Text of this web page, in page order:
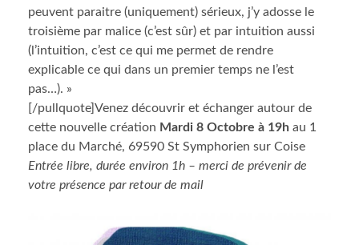
peuvent paraitre (uniquement) sérieux, j’y adosse le
troisième par malice (c’est sûr) et par intuition aussi
(l’intuition, c’est ce qui me permet de rendre
explicable ce qui dans un premier temps ne l’est
pas…). »
[/pullquote]Venez découvrir et échanger autour de
cette nouvelle création Mardi 8 Octobre à 19h au 1
place du Marché, 69590 St Symphorien sur Coise
Entrée libre, durée environ 1h – merci de prévenir de
votre présence par retour de mail